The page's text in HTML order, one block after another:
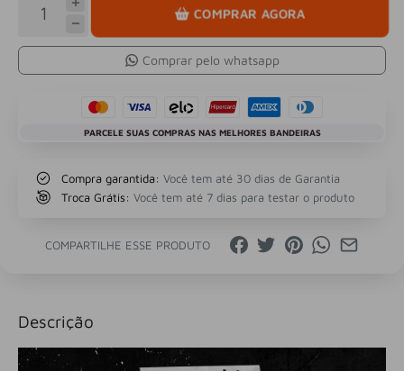
COMPRAR AGORA
Comprar pelo whatsapp
PARCELE SUAS COMPRAS NAS MELHORES BANDEIRAS
Compra garantida: Você tem até 30 dias de Garantia
Troca Grátis: Você tem até 7 dias para testar o produto
COMPARTILHE ESSE PRODUTO
Descrição